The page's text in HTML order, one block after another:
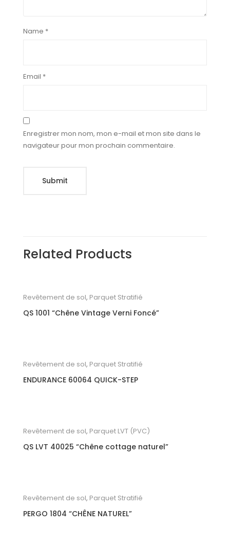
Name *
Email *
Enregistrer mon nom, mon e-mail et mon site dans le
navigateur pour mon prochain commentaire.
Related Products
Revêtement de sol, Parquet Stratifié
QS 1001 “Chêne Vintage Verni Foncé”
Revêtement de sol, Parquet Stratifié
ENDURANCE 60064 QUICK-STEP
Revêtement de sol, Parquet LVT (PVC)
QS LVT 40025 “Chêne cottage naturel”
Revêtement de sol, Parquet Stratifié
PERGO 1804 “CHÊNE NATUREL”